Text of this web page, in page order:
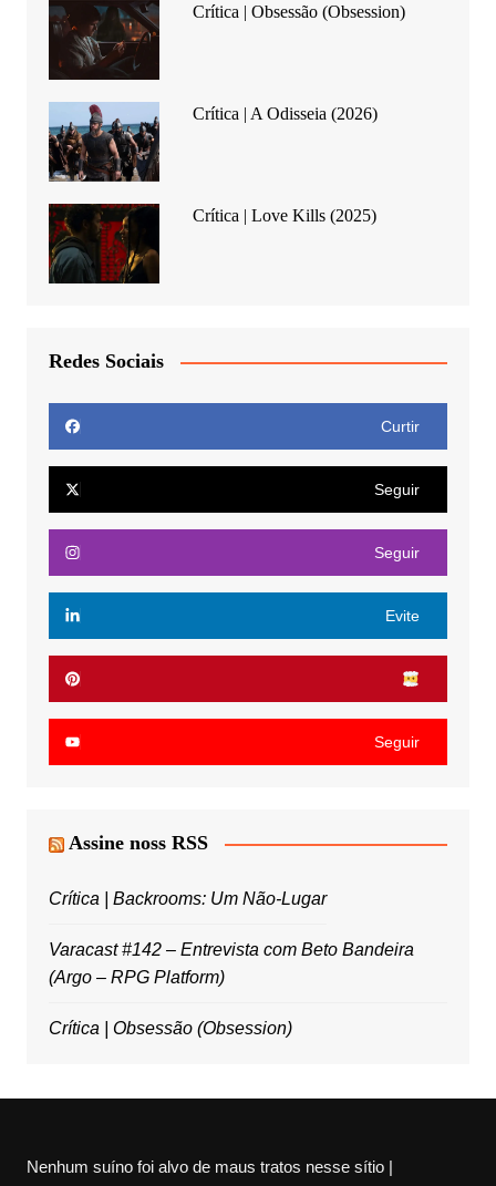
Crítica | Obsessão (Obsession)
Crítica | A Odisseia (2026)
Crítica | Love Kills (2025)
Redes Sociais
Curtir
Seguir
Seguir
Evite
Seguir
Assine noss RSS
Crítica | Backrooms: Um Não-Lugar
Varacast #142 – Entrevista com Beto Bandeira
(Argo – RPG Platform)
Crítica | Obsessão (Obsession)
Nenhum suíno foi alvo de maus tratos nesse sítio |